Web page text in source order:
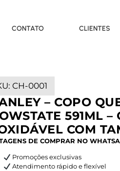
CONTATO CLIENTES
CH-0001
– COPO
591ML –
COM
DE COMPRAR NO
Promoções exclusivas
Atendimento rápido e flexível